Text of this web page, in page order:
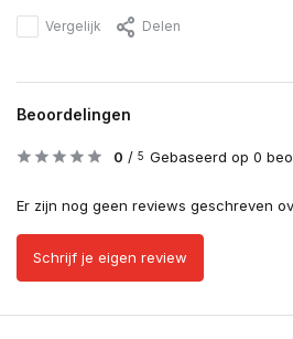
Vergelijk Delen
Beoordelingen
0 / 5 Gebaseerd op 0
Er zijn nog geen reviews geschreven
Schrijf je eigen review